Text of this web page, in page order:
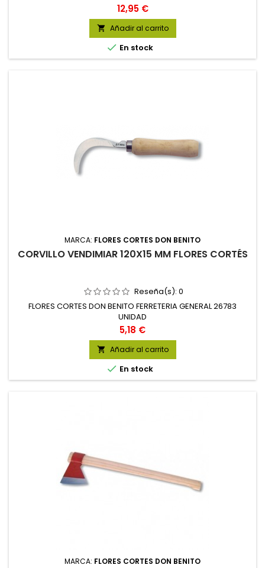
Precio
12,95 €
 Añadir al carrito
 En stock
MARCA: FLORES CORTES DON BENITO
CORVILLO VENDIMIAR 120X15 MM FLORES CORTÉS
Reseña(s): 0
FLORES CORTES DON BENITO FERRETERIA GENERAL 26783
UNIDAD
Precio
5,18 €
 Añadir al carrito
 En stock
MARCA: FLORES CORTES DON BENITO